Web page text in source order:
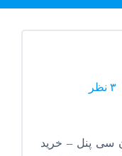
۳ نظر
سی پنل – خرید